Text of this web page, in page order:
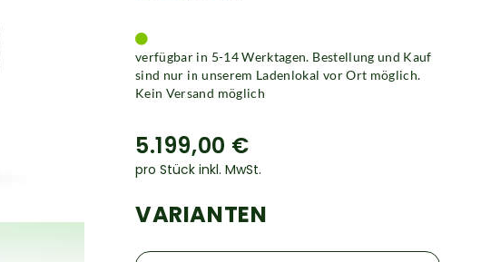
verfügbar in 5-14 Werktagen. Bestellung und Kauf
sind nur in unserem Ladenlokal vor Ort möglich.
Kein Versand möglich
5.199,00 €
pro Stück inkl. MwSt.
VARIANTEN